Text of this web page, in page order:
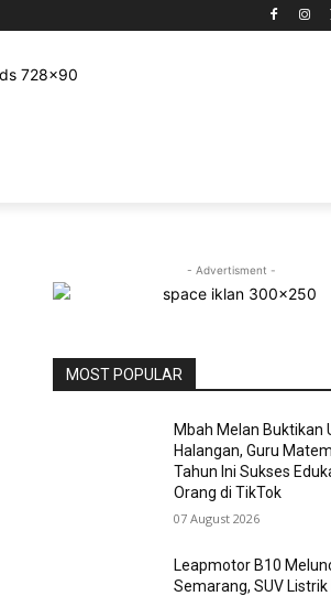
- Advertisment -
MOST POPULAR
Mbah Melan Buktikan
Halangan, Guru
Tahun Ini Sukses
Orang di TikTok
07 August 2026
Leapmotor B10
Semarang, SUV